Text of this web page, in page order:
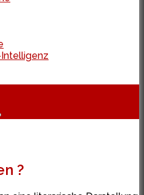
?